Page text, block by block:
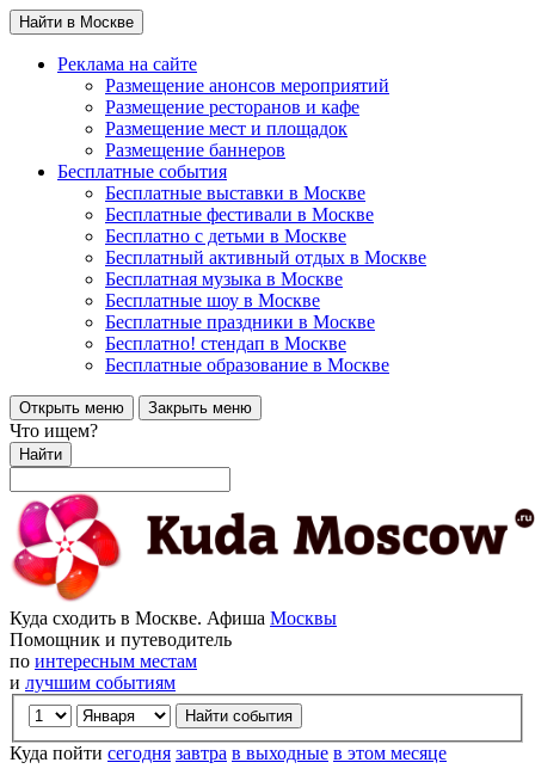
Найти в Москве
Реклама на сайте
Размещение анонсов мероприятий
Размещение ресторанов и кафе
Размещение мест и площадок
Размещение баннеров
Бесплатные события
Бесплатные выставки в Москве
Бесплатные фестивали в Москве
Бесплатно с детьми в Москве
Бесплатный активный отдых в Москве
Бесплатная музыка в Москве
Бесплатные шоу в Москве
Бесплатные праздники в Москве
Бесплатно! стендап в Москве
Бесплатные образование в Москве
Открыть меню Закрыть меню
Что ищем?
Найти
Куда сходить в Москве. Афиша Москвы
Помощник и путеводитель
по интересным местам
и лучшим событиям
Куда пойти сегодня завтра в выходные в этом месяце